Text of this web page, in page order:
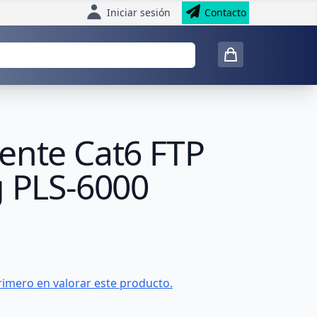
Iniciar sesión Contacto
Cat6 FTP
6000
en valorar este producto.